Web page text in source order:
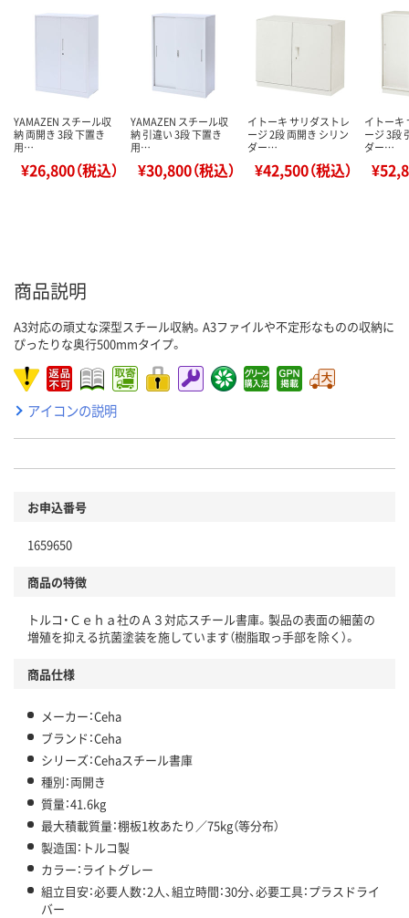
YAMAZEN スチール収
納 両開き 3段 下置き
用…
¥26,800（税込）
YAMAZEN スチール収
納 引違い 3段 下置き
用…
¥30,800（税込）
イトーキ サリダストレ
ージ 2段 両開き シリン
ダー…
¥42,500（税込）
イトーキ
ージ 3段
ダー…
商品説明
A3対応の頑丈な深型スチール収納。A3ファイルや不定形なものの収納に
ぴったりな奥行500mmタイプ。
アイコンの説明
お申込番号
1659650
商品の特徴
トルコ・Ｃｅｈａ社のＡ３対応スチール書庫。製品の表面の細菌の
増殖を抑える抗菌塗装を施しています（樹脂取っ手部を除く）。
商品仕様
メーカー：Ceha
ブランド：Ceha
シリーズ：Cehaスチール書庫
種別：両開き
質量：41.6kg
最大積載質量：棚板1枚あたり／75kg（等分布）
製造国：トルコ製
カラー：ライトグレー
組立目安：必要人数：2人、組立時間：30分、必要工具：プラスドライ
バー